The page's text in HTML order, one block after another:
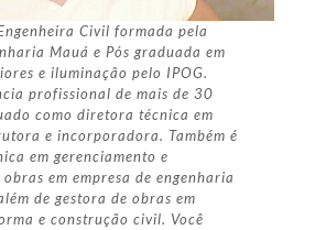
Civil formada pela
Mauá e Pós graduada em
e iluminação pelo IPOG.
profissional de mais de 30
como diretora técnica em
e incorporadora. Também é
em gerenciamento e
em empresa de engenharia
de gestora de obras em
e construção civil. Você